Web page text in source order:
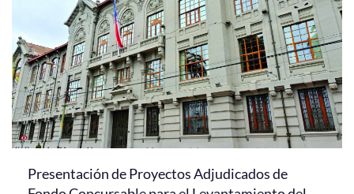
Presentación de Proyectos Adjudicados de